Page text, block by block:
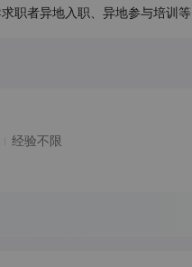
职者异地入职、异地参与培训
经验不限